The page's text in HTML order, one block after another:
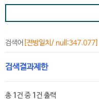
검색어 [전방일치/ null:347.077]
검색결과제한
총1 건 중1 건 출력